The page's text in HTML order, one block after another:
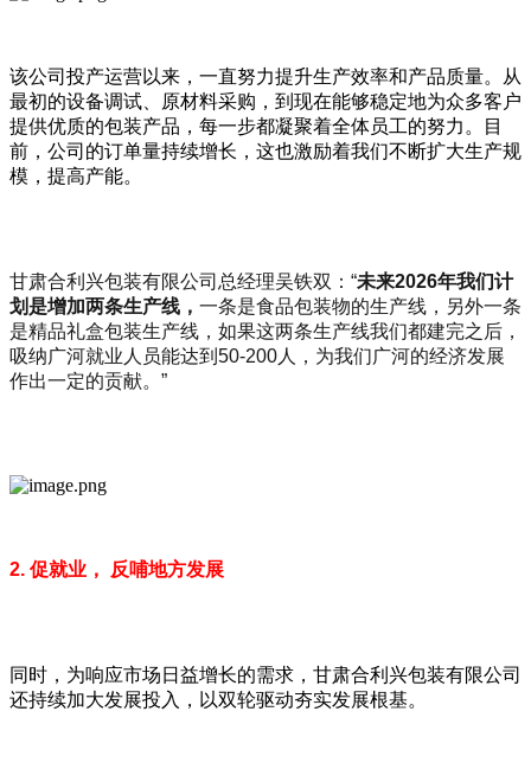
该公司投产运营以来，一直努力提升生产效率和产品质量。从
最初的设备调试、原材料采购，到现在能够稳定地为众多客户
提供优质的包装产品，每一步都凝聚着全体员工的努力。目
前，公司的订单量持续增长，这也激励着我们不断扩大生产规
模，提高产能。
甘肃合利兴包装有限公司总经理吴铁双：“未来2026年我们计
划是增加两条生产线， 一条是食品包装物的生产线，另外一条
是精品礼盒包装生产线，如果这两条生产线我们都建完之后，
吸纳广河就业人员能达到50-200人，为我们广河的经济发展
作出一定的贡献。”
2. 促就业， 反哺地方发展
同时，为响应市场日益增长的需求，甘肃合利兴包装有限公司
还持续加大发展投入，以双轮驱动夯实发展根基。